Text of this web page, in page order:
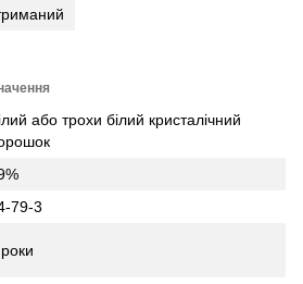
або трохи білий кристалічний
79-3